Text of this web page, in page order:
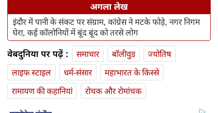
अगला लेख
इंदौर में पानी के संकट पर संग्राम, कांग्रेस ने मटके फोड़े, नगर निगम
घेरा, कई कॉलोनियों में बूंद बूंद को तरसे लोग
वेबदुनिया पर पढ़ें : समाचार बॉलीवुड
ज्योतिष
लाइफ स्‍टाइल
धर्म-संसार
महाभारत के किस्से
रामायण की कहानियां
रोचक और रोमांचक